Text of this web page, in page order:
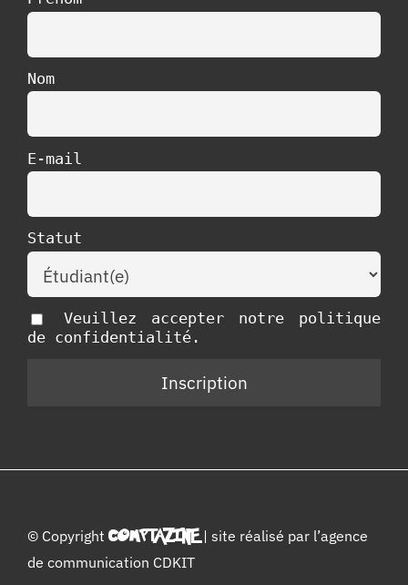
Nom
E-mail
Statut
Veuillez accepter notre politique
de confidentialité.
© Copyright COMPTAZINE| site réalisé par l’agence
de communication CDKIT